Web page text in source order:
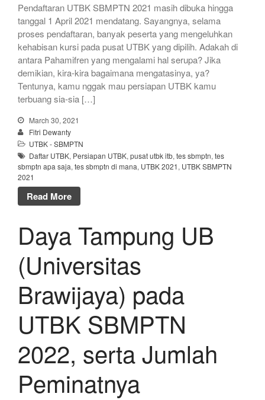
Pendaftaran UTBK SBMPTN 2021 masih dibuka hingga
tanggal 1 April 2021 mendatang. Sayangnya, selama
proses pendaftaran, banyak peserta yang mengeluhkan
kehabisan kursi pada pusat UTBK yang dipilih. Adakah di
antara Pahamifren yang mengalami hal serupa? Jika
demikian, kira-kira bagaimana mengatasinya, ya?
Tentunya, kamu nggak mau persiapan UTBK kamu
terbuang sia-sia […]
March 30, 2021
Fitri Dewanty
UTBK - SBMPTN
Daftar UTBK, Persiapan UTBK, pusat utbk itb, tes sbmptn, tes
sbmptn apa saja, tes sbmptn di mana, UTBK 2021, UTBK SBMPTN
2021
Read More
Daya Tampung UB
(Universitas
Brawijaya) pada
UTBK SBMPTN
2022, serta Jumlah
Peminatnya